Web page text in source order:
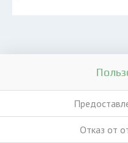
Отказ от